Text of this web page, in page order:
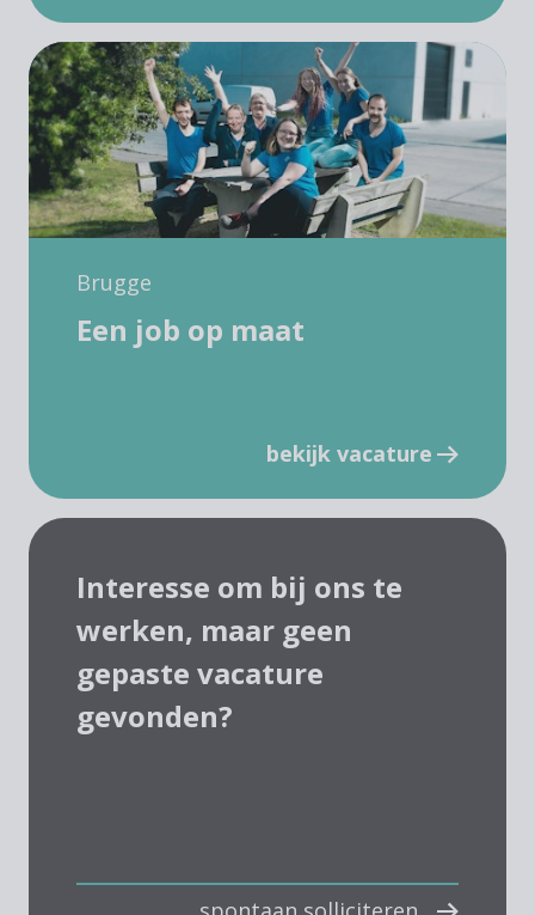
Brugge
Een job op maat
bekijk vacature
Interesse om bij ons te
werken, maar geen
gepaste vacature
gevonden?